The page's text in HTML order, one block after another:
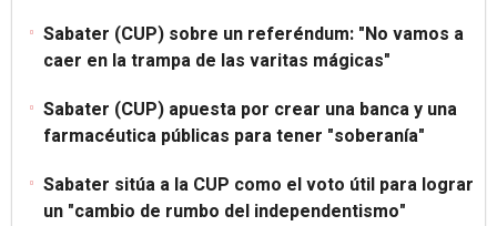
Sabater (CUP) sobre un referéndum: "No vamos a
caer en la trampa de las varitas mágicas"
Sabater (CUP) apuesta por crear una banca y una
farmacéutica públicas para tener "soberanía"
Sabater sitúa a la CUP como el voto útil para lograr
un "cambio de rumbo del independentismo"